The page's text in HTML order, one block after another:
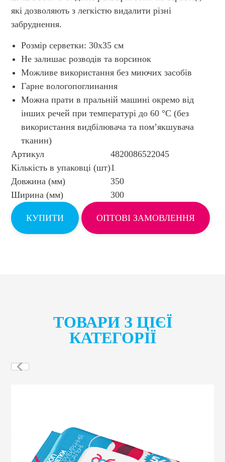
які дозволяють з легкістю видалити різні
забруднення.
Розмір серветки: 30х35 см
Не залишає розводів та ворсинок
Можливе використання без миючих засобів
Гарне вологопоглинання
Можна прати в пральній машині окремо від
інших речей при температурі до 60 °C (без
використання видбілювача та пом’якшувача
тканин)
Артикул
4820086522045
Кількість в упаковці (шт)1
Довжина (мм)
350
Ширина (мм)
300
КУПИТИ ОПТОВІ ЗАМОВЛЕННЯ
ТОВАРИ З ЦІЄЇ
КАТЕГОРІЇ